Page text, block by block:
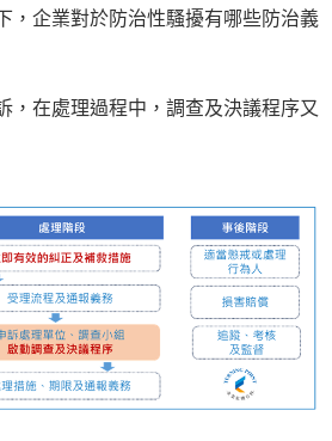
，企業對於防治性騷擾有哪些防治義
，在處理過程中，調查及決議程序又